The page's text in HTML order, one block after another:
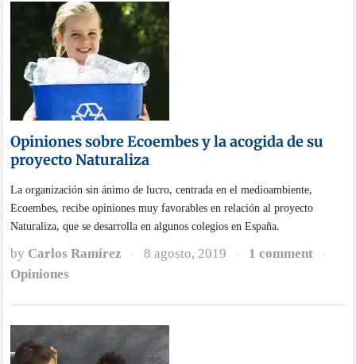
Opiniones sobre Ecoembes y la acogida de su
proyecto Naturaliza
La organización sin ánimo de lucro, centrada en el medioambiente,
Ecoembes, recibe opiniones muy favorables en relación al proyecto
Naturaliza, que se desarrolla en algunos colegios en España.
by Carlos Ramírez · 8 agosto, 2019 · 1 comment ·
Opiniones